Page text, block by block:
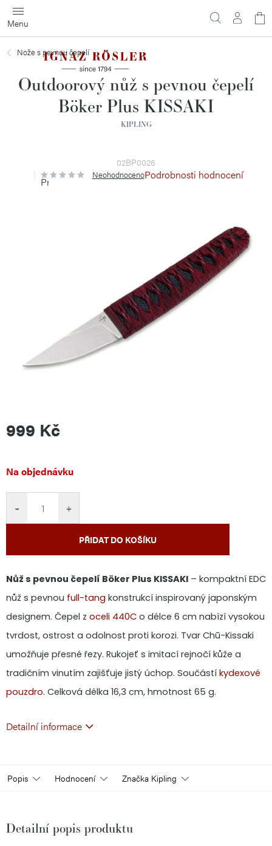
Přejít
na
obsah
Nože s pevnou čepelí
Outdoorový nůž s pevnou čepelí
Böker Plus KISSAKI
KIPLING
02BP0026
Průměrné
hodnocení
NeohodnocenoPodrobnosti hodnocení
999 Kč
Měrná
Na objednávku
+
−
PŘIDAT DO KOŠÍKU
Nůž s pevnou čepelí Böker Plus KISSAKI – kompaktní EDC
nůž s pevnou full-tang konstrukcí inspirovaný japonským
designem. Čepel z oceli 440C o délce 6 cm nabízí vysokou
tvrdost, ostrost a odolnost proti korozi. Tvar Chū-Kissaki
umožňuje přesné řezy. Rukojeť s imitací rejnočí kůže a
tradičním vinutím zajišťuje jistý úchop. Součástí kydexové
pouzdro. Celková délka 16,3 cm, hmotnost 65 g.
Detailní informace
Popis Hodnocení Značka Kipling
Detailní popis produktu